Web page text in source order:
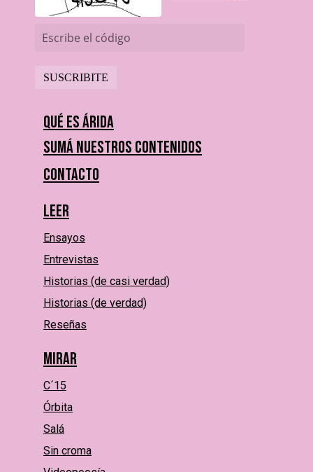
Escribe el código
Qué es Árida
Sumá nuestros contenidos
Contacto
Leer
Ensayos
Entrevistas
Historias (de casi verdad)
Historias (de verdad)
Reseñas
Mirar
C´15
Órbita
Salá
Sin croma